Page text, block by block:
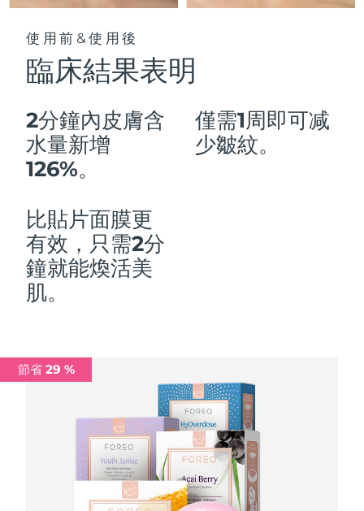
使用前&使用後
臨床結果表明
2分鐘內皮膚含
水量新增
126%。
僅需1周即可减
少皺紋。
比貼片面膜更
有效，只需2分
鐘就能煥活美
肌。
節省 29 %
關於我們
盧森堡 預計送達日期09/08/2026
中國澳門特別行政區
馬來西亞
馬爾他
墨西哥
荷蘭
預計送達日期
預計送達日期
預計送達日期